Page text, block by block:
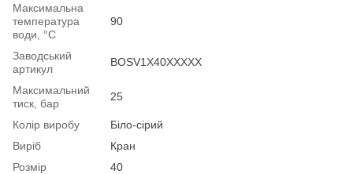
Максимальна
температура
води, °С
90
Заводський
артикул
BOSV1X40XXXXX
Максимальний
тиск, бар
25
Колір виробу
Біло-сірий
Виріб
Кран
Розмір
40